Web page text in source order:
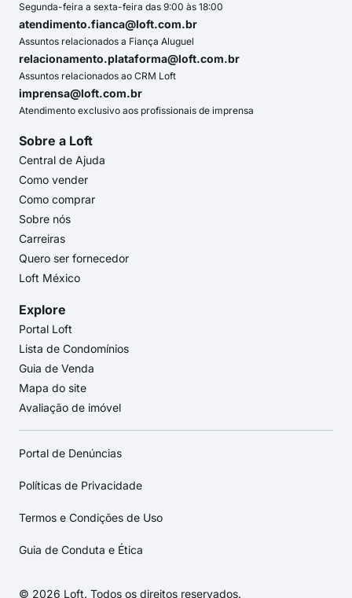
Segunda-feira a sexta-feira das 9:00 às 18:00
atendimento.fianca@loft.com.br
Assuntos relacionados a Fiança Aluguel
relacionamento.plataforma@loft.com.br
Assuntos relacionados ao CRM Loft
imprensa@loft.com.br
Atendimento exclusivo aos profissionais de imprensa
Sobre a Loft
Central de Ajuda
Como vender
Como comprar
Sobre nós
Carreiras
Quero ser fornecedor
Loft México
Explore
Portal Loft
Lista de Condomínios
Guia de Venda
Mapa do site
Avaliação de imóvel
Portal de Denúncias
Políticas de Privacidade
Termos e Condições de Uso
Guia de Conduta e Ética
© 2026 Loft. Todos os direitos reservados.